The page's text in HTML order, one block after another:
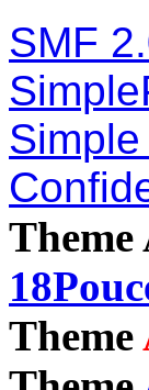
SMF
Theme
Theme